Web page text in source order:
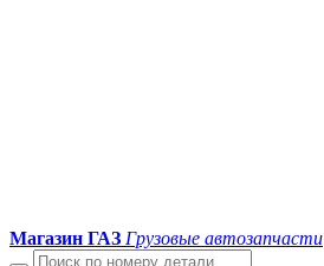
Магазин ГАЗ Грузовые автозапчасти